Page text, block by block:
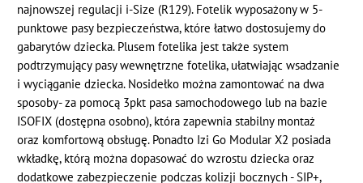
najnowszej regulacji i-Size (R129). Fotelik wyposażony w 5-
punktowe pasy bezpieczeństwa, które łatwo dostosujemy do
gabarytów dziecka. Plusem fotelika jest także system
podtrzymujący pasy wewnętrzne fotelika, ułatwiając wsadzanie
i wyciąganie dziecka. Nosidełko można zamontować na dwa
sposoby- za pomocą 3pkt pasa samochodowego lub na bazie
ISOFIX (dostępna osobno), która zapewnia stabilny montaż
oraz komfortową obsługę. Ponadto Izi Go Modular X2 posiada
wkładkę, którą można dopasować do wzrostu dziecka oraz
dodatkowe zabezpieczenie podczas kolizji bocznych - SIP+,